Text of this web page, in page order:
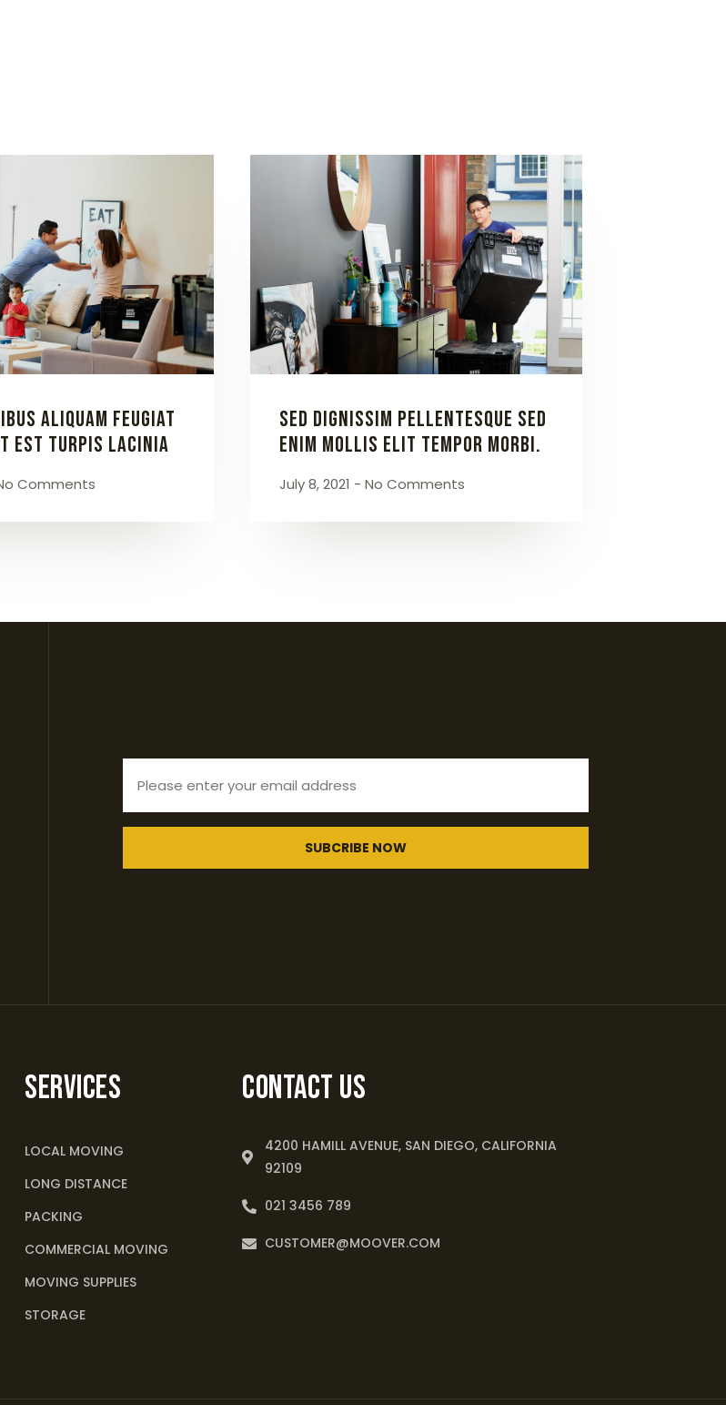
aliquam feugiat
est turpis lacinia
Comments
Sed dignissim pellentesque sed
enim mollis Elit tempor morbi.
July 8, 2021 No Comments
SUBCRIBE NOW
Services
LOCAL MOVING
LONG DISTANCE
PACKING
COMMERCIAL MOVING
MOVING SUPPLIES
STORAGE
Contact Us
4200 HAMILL AVENUE, SAN DIEGO, CALIFORNIA
92109
021 3456 789
CUSTOMER@MOOVER.COM